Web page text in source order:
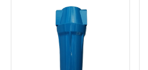
Быстрый просмотрДобавить к сравнению